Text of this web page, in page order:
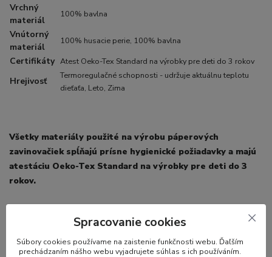
Vrchný
materiál
100% bavlna
Vnútorný
materiál
100% husacie perie, 100% bavlna
Certifikáty Atest Oeko-Tex Standard na výrobky pre deti do 3 rokov
Hrejivosť
Termoregulačné schopnosti - udržuje aktuálnu teplotu
dieťaťa, Leto, Zima
Všetky materiály použité na výrobu páperových
zavinovačiek spĺňajú prísne hygienické požiadavky a majú
atestáciu Oeko-Tex Standard na výrobky pre deti do 3
rokov.
Spracovanie cookies
Súbory cookies používame na zaistenie funkčnosti webu. Ďaľším
prechádzaním nášho webu vyjadrujete súhlas s ich používáním.